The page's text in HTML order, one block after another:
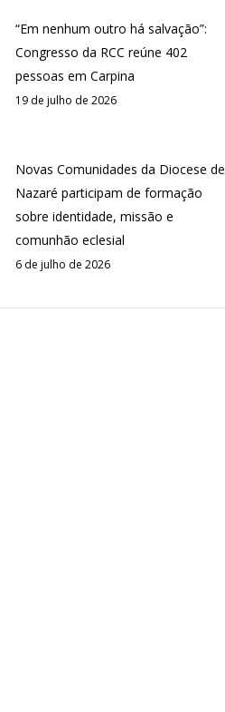
“Em nenhum outro há salvação”:
Congresso da RCC reúne 402
pessoas em Carpina
19 de julho de 2026
Novas Comunidades da Diocese de
Nazaré participam de formação
sobre identidade, missão e
comunhão eclesial
6 de julho de 2026